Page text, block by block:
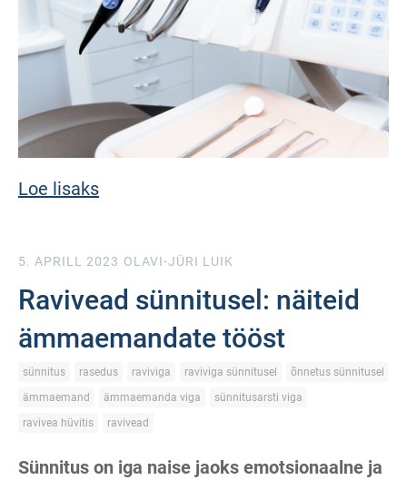
Loe lisaks
5. APRILL 2023 OLAVI-JÜRI LUIK
Ravivead sünnitusel: näiteid
ämmaemandate tööst
sünnitus rasedus raviviga raviviga sünnitusel
õnnetus sünnitusel
ämmaemand
ämmaemanda viga
sünnitusarsti viga
ravivea hüvitis
ravivead
Sünnitus on iga naise jaoks emotsionaalne ja